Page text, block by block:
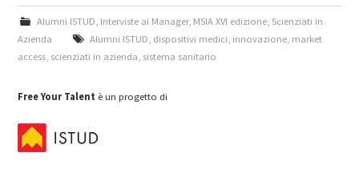
Alumni ISTUD Interviste ai Manager, MSIA XVI edizione, Scienziati in
Azienda
Alumni ISTUD dispositivi medici innovazione, market
access scienziati in azienda sistema sanitario
Free Your Talent è un progetto di